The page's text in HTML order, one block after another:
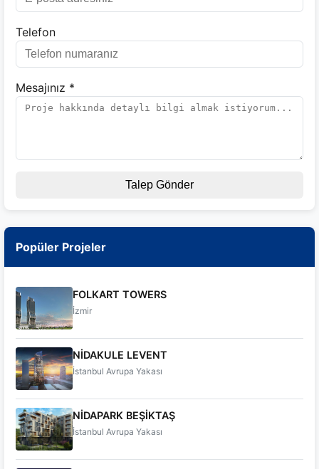
Telefon
Mesajınız *
Talep Gönder
Popüler Projeler
FOLKART TOWERS
İzmir
NİDAKULE LEVENT
İstanbul Avrupa Yakası
NİDAPARK BEŞİKTAŞ
İstanbul Avrupa Yakası